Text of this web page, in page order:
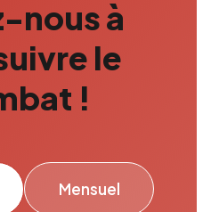
nous à
le
!
Mensuel